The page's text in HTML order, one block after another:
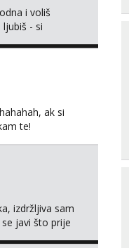
i voliš
- si
ak si
te!
izdržljiva sam
javi što prije